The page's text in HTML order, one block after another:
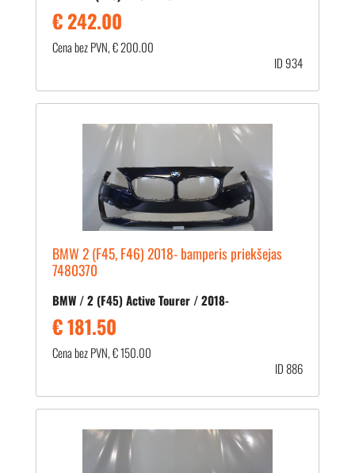
€ 242.00
Cena bez PVN, € 200.00
ID 934
BMW 2 (F45, F46) 2018- bamperis priekšejas
7480370
BMW / 2 (F45) Active Tourer / 2018-
€ 181.50
Cena bez PVN, € 150.00
ID 886